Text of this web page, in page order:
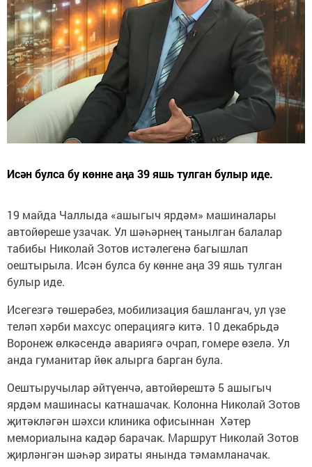
Исән булса бу көнне аңа 39 яшь тулган булыр иде.
19 майда Чаллыда «ашыгыч ярдәм» машиналары
автойөреше узачак. Ул шәһәрнең танылган балалар
табибы Николай Зотов истәлегенә багышлап
оештырыла. Исән булса бу көнне аңа 39 яшь тулган
булыр иде.
Исегезгә төшерәбез, мобилизация башлангач, ул үзе
теләп хәрби махсус операциягә китә. 10 декабрьдә
Воронеж өлкәсендә авариягә очрап, гомере өзелә. Ул
анда гуманитар йөк алырга барган була.
Оештыручылар әйтүенчә, автойөрештә 5 ашыгыч
ярдәм машинасы катнашачак. Колонна Николай Зотов
җитәкләгән шәхси клиника офисыннан Хәтер
мемориалына кадәр барачак. Маршрут Николай Зотов
җирләнгән шәһәр зираты янында тәмамланачак.